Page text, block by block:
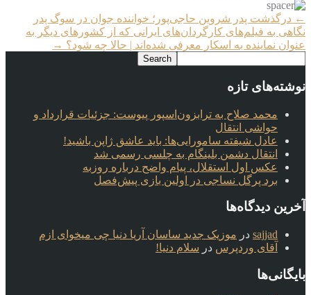
More
Articles
← درگذشت پدر شروین حاجی‌پور؛ خواننده جوان در سوگ پدر
نگاهی به فیلم‌های کارگردان‌های ایرانی که از کشورهای دیگر به
عنوان نماینده به اسکار معرفی شده‌اند | حالا چه شود؟ →
نوشته‌های تازه
محمد صلاح به ترابزون‌اسپور پیوست: جزئیات قرارداد و
حواشی انتقال
عادل شیفته سامورایی‌ها: باید عاشق ژاپن باشید!
انتقال دشمن بلینگام به چلسی رسمی شد
عکس اول استقلال، پیام واضح درباره روزبه
برد پرگل نساجی در اولین بازی پیش‌فصل
آخرین دیدگاه‌ها
sajjad در موزیک جدید ساسان آریا دنیا چی میخوای ازم
آقای وردپرس در سلام دنیا!
بایگانی‌ها